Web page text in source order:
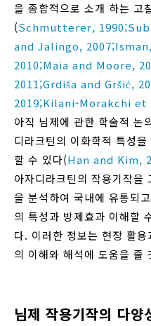
을 종합적으로 소개 하는 고
(Schmutterer, 1990;
and Jalingo, 2007;
2010;Maia and Moore,
2011;Grdiša and Gršić,
2019;Kilani-Morakchi et
아직 님제에 관한 학술적 논
디라크틴의 이화학적 특성
할 수 있다(Han and Kim,
아자디라크틴의 작용기작을
을 분석하여 국내에 유통되
의 특성과 방제효과 이해할
다. 이러한 정보는 현장 활
의 이해와 해석에 도움을 줄
님제 작용기작의 다양